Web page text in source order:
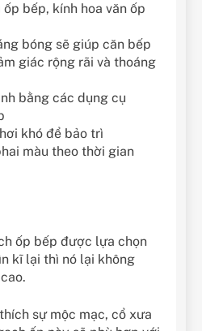
bếp, kính hoa văn ốp
bóng sẽ giúp căn bếp
giác rộng rãi và thoáng
bằng các dụng cụ
khó để bảo trì
màu theo thời gian
ốp bếp được lựa chọn
kĩ lại thì nó lại không
sự mộc mạc, cổ xưa